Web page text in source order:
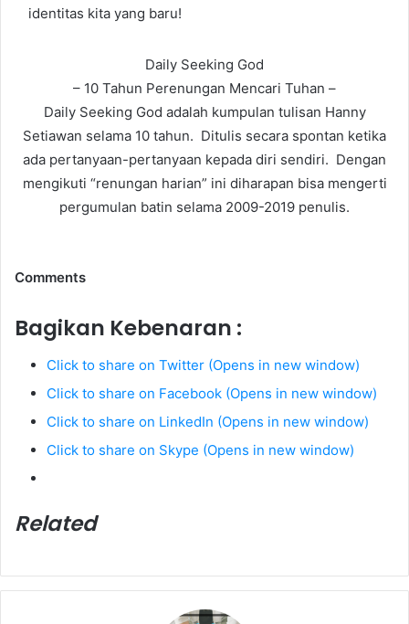
identitas kita yang baru!
Daily Seeking God
– 10 Tahun Perenungan Mencari Tuhan –
Daily Seeking God adalah kumpulan tulisan Hanny
Setiawan selama 10 tahun. Ditulis secara spontan ketika
ada pertanyaan-pertanyaan kepada diri sendiri. Dengan
mengikuti “renungan harian” ini diharapan bisa mengerti
pergumulan batin selama 2009-2019 penulis.
Comments
Bagikan Kebenaran :
Click to share on Twitter (Opens in new window)
Click to share on Facebook (Opens in new window)
Click to share on LinkedIn (Opens in new window)
Click to share on Skype (Opens in new window)
Related